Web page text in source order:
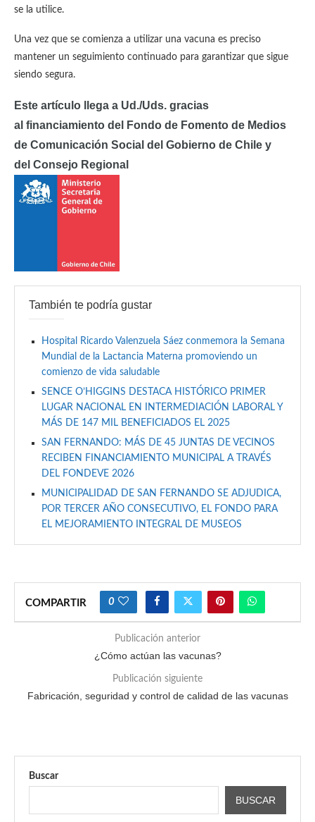
se la utilice.
Una vez que se comienza a utilizar una vacuna es preciso
mantener un seguimiento continuado para garantizar que sigue
siendo segura.
Este artículo llega a Ud./Uds. gracias
al financiamiento del Fondo de Fomento de Medios
de Comunicación Social del Gobierno de Chile y
del Consejo Regional
También te podría gustar
Hospital Ricardo Valenzuela Sáez conmemora la Semana
Mundial de la Lactancia Materna promoviendo un
comienzo de vida saludable
SENCE O’HIGGINS DESTACA HISTÓRICO PRIMER
LUGAR NACIONAL EN INTERMEDIACIÓN LABORAL Y
MÁS DE 147 MIL BENEFICIADOS EL 2025
SAN FERNANDO: MÁS DE 45 JUNTAS DE VECINOS
RECIBEN FINANCIAMIENTO MUNICIPAL A TRAVÉS
DEL FONDEVE 2026
MUNICIPALIDAD DE SAN FERNANDO SE ADJUDICA,
POR TERCER AÑO CONSECUTIVO, EL FONDO PARA
EL MEJORAMIENTO INTEGRAL DE MUSEOS
COMPARTIR 0
Publicación anterior
¿Cómo actúan las vacunas?
Publicación siguiente
Fabricación, seguridad y control de calidad de las vacunas
Buscar
BUSCAR